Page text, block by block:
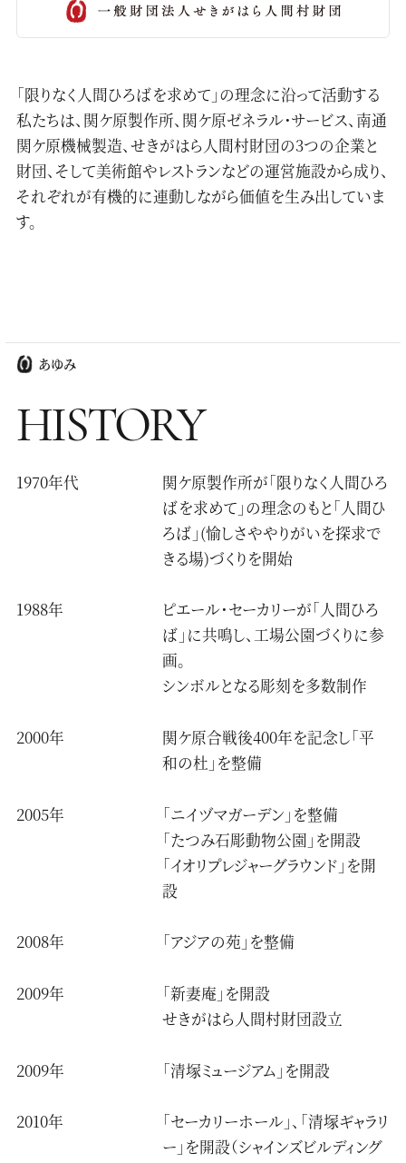
「限りなく人間ひろばを求めて」の理念に沿って活動する
私たちは、関ケ原製作所、関ケ原ゼネラル・サービス、南通
関ケ原機械製造、せきがはら人間村財団の3つの企業と
財団、そして美術館やレストランなどの運営施設から成り、
それぞれが有機的に連動しながら価値を生み出していま
す。
あゆみ
HISTORY
1970年代
関ケ原製作所が「限りなく人間ひろ
ばを求めて」の理念のもと「人間ひ
ろば」(愉しさややりがいを探求で
きる場)づくりを開始
1988年
ピエール・セーカリーが「人間ひろ
ば」に共鳴し、工場公園づくりに参
画。
シンボルとなる彫刻を多数制作
2000年
関ケ原合戦後400年を記念し「平
和の杜」を整備
2005年
「ニイヅマガーデン」を整備
「たつみ石彫動物公園」を開設
「イオリプレジャーグラウンド」を開
設
2008年 「アジアの苑」を整備
2009年
「新妻庵」を開設
せきがはら人間村財団設立
2009年 「清塚ミュージアム」を開設
2010年
「セーカリーホール」、「清塚ギャラリ
ー」を開設（シャインズビルディング